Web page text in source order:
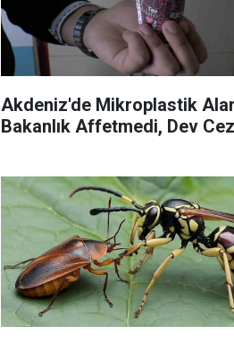
Akdeniz'de Mikroplastik
Bakanlık Affetmedi, Dev